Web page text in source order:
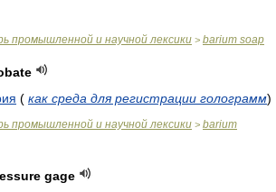
промышленной и научной лексики > barium soap
( как среда для регистрации голограмм)
промышленной и научной лексики > barium
gage